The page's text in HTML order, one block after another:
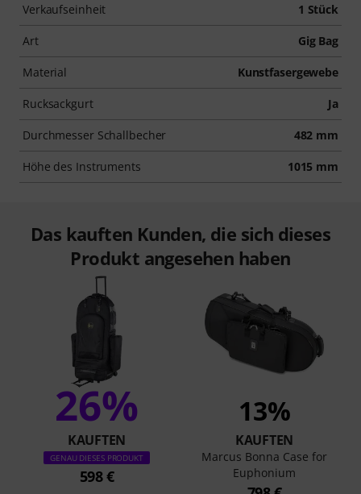
Verkaufseinheit 1 Stück
Art Gig Bag
Material Kunstfasergewebe
Rucksackgurt Ja
Durchmesser Schallbecher 482 mm
Höhe des Instruments 1015 mm
Das kauften Kunden, die sich dieses
Produkt angesehen haben
26%
KAUFTEN
GENAU DIESES PRODUKT
598 €
13%
KAUFTEN
Marcus Bonna Case for
Euphonium